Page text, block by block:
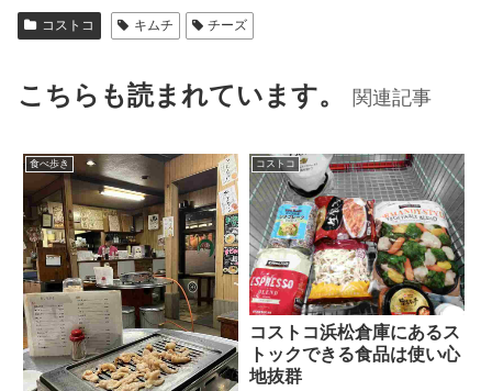
コストコ キムチ チーズ
こちらも読まれています。 関連記事
食べ歩き コストコ
コストコ浜松倉庫にあるス
トックできる食品は使い心
地抜群